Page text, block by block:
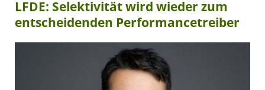
LFDE: Selektivität wird wieder zum
entscheidenden Performancetreiber